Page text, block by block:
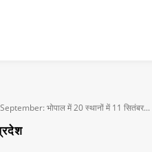
भोपाल में 20 स्थानों में 11 सितंबर...